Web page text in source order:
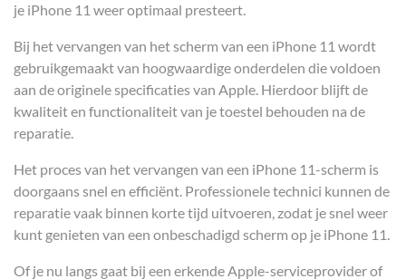
je iPhone 11 weer optimaal presteert.
Bij het vervangen van het scherm van een iPhone 11 wordt
gebruikgemaakt van hoogwaardige onderdelen die voldoen
aan de originele specificaties van Apple. Hierdoor blijft de
kwaliteit en functionaliteit van je toestel behouden na de
reparatie.
Het proces van het vervangen van een iPhone 11-scherm is
doorgaans snel en efficiënt. Professionele technici kunnen de
reparatie vaak binnen korte tijd uitvoeren, zodat je snel weer
kunt genieten van een onbeschadigd scherm op je iPhone 11.
Of je nu langs gaat bij een erkende Apple-serviceprovider of